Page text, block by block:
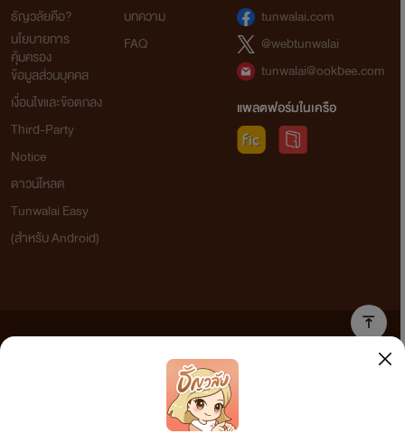
ธัญวลัยคือ?
นโยบายการ
คุ้มครอง
ข้อมูลส่วนบุคคล
เงื่อนไขและข้อตกลง
Third-Party
Notice
ดาวน์โหลด
Tunwalai Easy
(สำหรับ Android)
บทความ
FAQ
tunwalai.com
@webtunwalai
tunwalai@ookbee.com
แพลตฟอร์มในเครือ
เว็บไซต์แห่งนี้ไม่ได้เห็นด้วยและไม่ขอรับผิดชอบต่อข้อความใดๆ ทั้งสิ้น ดังนั้นผู้อ่านทุกท่านโปรดใช้
วิจารณญาณในการกลั่นกรองด้วยตนเอง และหากท่านพบข้อความใดๆ ที่ขัดต่อกฎหมายและศีลธรรม
กรุณาแจ้งมาที่ tunwalai@ookbee.com เพื่อทีมงานจะได้ดำเนินการในทันที ทั้งนี้ ทางเว็บไซต์ขอสงวน
ลิขสิทธิ์ตามพระราชบัญญัติลิขสิทธิ์ (ฉบับเพิ่มเติม) พ.ศ.2558